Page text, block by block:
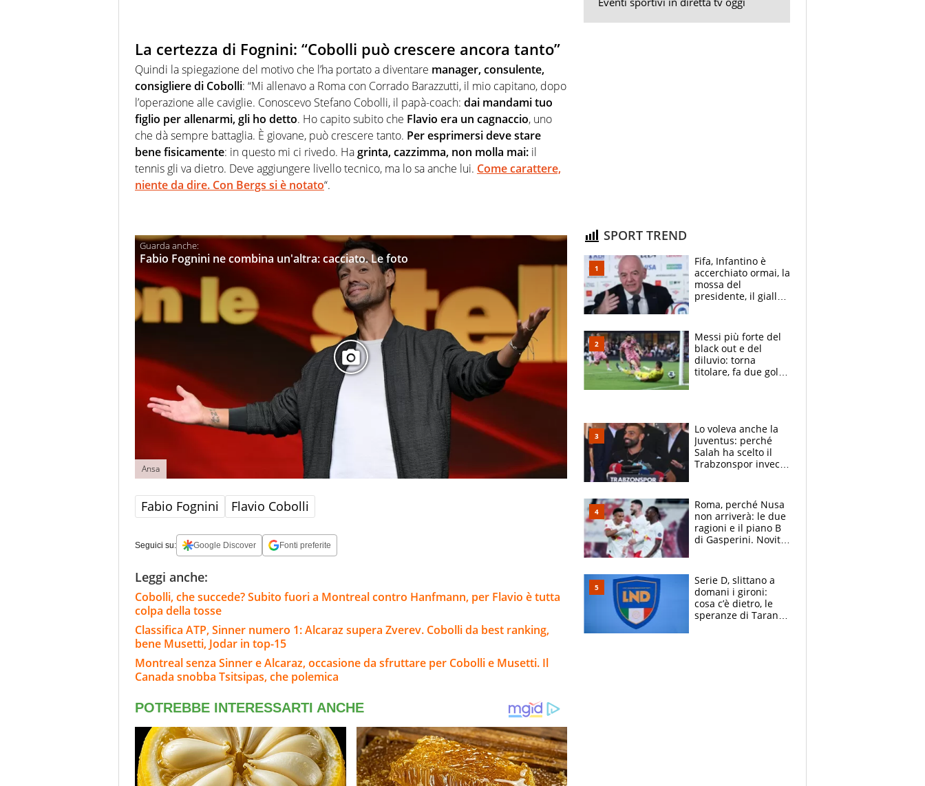
La certezza di Fognini: “Cobolli può crescere ancora tanto”
Quindi la spiegazione del motivo che l’ha portato a diventare manager, consulente,
consigliere di Cobolli: “Mi allenavo a Roma con Corrado Barazzutti, il mio capitano, dopo
l’operazione alle caviglie. Conoscevo Stefano Cobolli, il papà-coach: dai mandami tuo
figlio per allenarmi, gli ho detto. Ho capito subito che Flavio era un cagnaccio, uno
che dà sempre battaglia. È giovane, può crescere tanto. Per esprimersi deve stare
bene fisicamente: in questo mi ci rivedo. Hagrinta, cazzimma, non molla mai: il
tennis gli va dietro. Deve aggiungere livello tecnico, ma lo sa anche lui. Come carattere,
niente da dire. Con Bergs si è notato“.
Fabio Fognini ne combina un'altra: cacciato. Le foto
Ansa
Fabio Fognini Flavio Cobolli
Seguici su: Google Discover Fonti preferite
Leggi anche:
Cobolli, che succede? Subito fuori a Montreal contro Hanfmann, per Flavio è tutta
colpa della tosse
Classifica ATP, Sinner numero 1: Alcaraz supera Zverev. Cobolli da best ranking,
bene Musetti, Jodar in top-15
Montreal senza Sinner e Alcaraz, occasione da sfruttare per Cobolli e Musetti. Il
Canada snobba Tsitsipas, che polemica
SPORT TREND
Fifa, Infantino è
accerchiato ormai, la
mossa del
presidente, il giallo
Trump
Messi più forte del
black out e del
diluvio: torna
titolare, fa due gol e
Lo voleva anche la
Juventus: perché
Salah ha scelto il
Trabzonspor invece
Roma, perché Nusa
non arriverà: le due
ragioni e il piano B
di Gasperini. Novità
Serie D, slittano a
domani i gironi:
cosa c’è dietro, le
speranze di Taranto